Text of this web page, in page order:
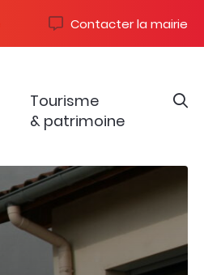
Contacter la mairie
Tourisme
& patrimoine